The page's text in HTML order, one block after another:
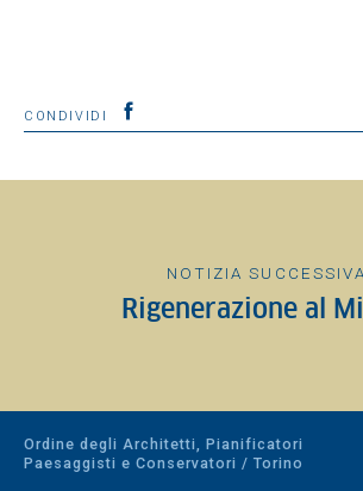
CONDIVIDI
NOTIZIA SUCCESSIVA
Rigenerazione al
Ordine degli Architetti, Pianificatori
Paesaggisti e Conservatori / Torino